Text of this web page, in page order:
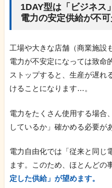
1DAY型は「ビジネス
電力の安定供給が不可
工場や大きな店舗（商業施設
電力が不安定になっては致命
ストップすると、生産が遅れ
けることになります…。
電力をたくさん使用する場合
しているか」確かめる必要が
電力自由化では「従来と同じ
ます。このため、ほとんどの
定した供給」が望めます。